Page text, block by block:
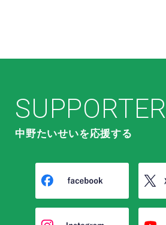
SUPPORTER
中野たいせいを応援する